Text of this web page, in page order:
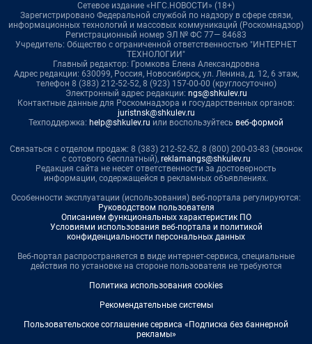
Сетевое издание «НГС.НОВОСТИ» (18+)
Зарегистрировано Федеральной службой по надзору в сфере связи,
информационных технологий и массовых коммуникаций (Роскомнадзор)
Регистрационный номер ЭЛ № ФС 77— 84683
Учредитель: Общество с ограниченной ответственностью "ИНТЕРНЕТ
ТЕХНОЛОГИИ"
Главный редактор: Громкова Елена Александровна
Адрес редакции: 630099, Россия, Новосибирск, ул. Ленина, д. 12, 6 этаж,
телефон 8 (383) 212-52-52, 8 (923) 157-00-00 (круглосуточно)
Электронный адрес редакции: ngs@shkulev.ru
Контактные данные для Роскомнадзора и государственных органов:
juristnsk@shkulev.ru
Техподдержка: help@shkulev.ru или воспользуйтесь веб-формой
Связаться с отделом продаж: 8 (383) 212-52-52, 8 (800) 200-03-83 (звонок
с сотового бесплатный), reklamangs@shkulev.ru
Редакция сайта не несет ответственности за достоверность
информации, содержащейся в рекламных объявлениях.
Особенности эксплуатации (использования) веб-портала регулируются:
Руководством пользователя
Описанием функциональных характеристик ПО
Условиями использования веб-портала и политикой
конфиденциальности персональных данных
Веб-портал распространяется в виде интернет-сервиса, специальные
действия по установке на стороне пользователя не требуются
Политика использования cookies
Рекомендательные системы
Пользовательское соглашение сервиса «Подписка без баннерной
рекламы»